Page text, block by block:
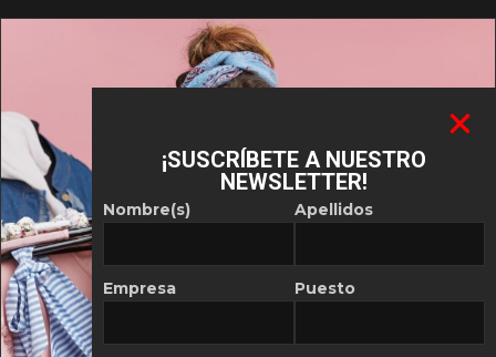
¡SUSCRÍBETE A NUESTRO
NEWSLETTER!
Nombre(s)
Empresa
Apellidos
Puesto